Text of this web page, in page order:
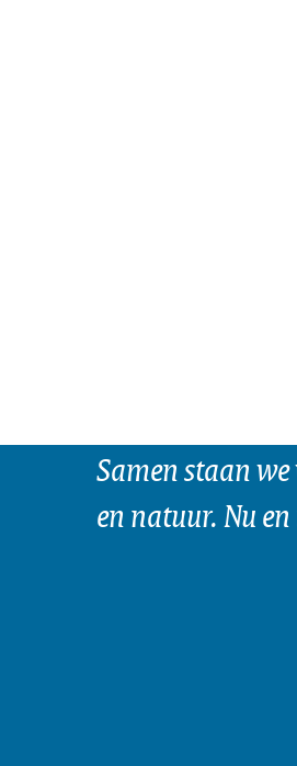
Samen staan
en natuur. Nu